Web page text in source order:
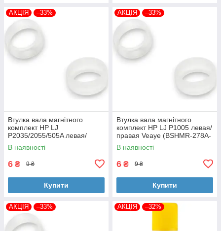
АКЦІЯ –33%
Втулка вала магнітного
комплект HP LJ
P2035/2055/505A левая/
правая Veaye (BSHMR-505A-
VE)
В наявності
6 ₴ 9 ₴
Купити
АКЦІЯ –33%
Втулка вала магнітного
комплект HP LJ P1005 левая/
правая Veaye (BSHMR-278A-
VE)
В наявності
6 ₴ 9 ₴
Купити
АКЦІЯ –33% АКЦІЯ –32%